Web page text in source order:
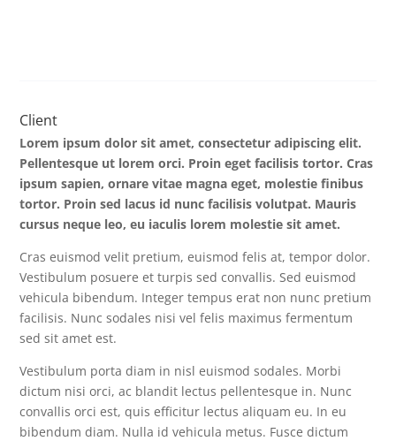
Client
Lorem ipsum dolor sit amet, consectetur adipiscing elit.
Pellentesque ut lorem orci. Proin eget facilisis tortor. Cras
ipsum sapien, ornare vitae magna eget, molestie finibus
tortor. Proin sed lacus id nunc facilisis volutpat. Mauris
cursus neque leo, eu iaculis lorem molestie sit amet.
Cras euismod velit pretium, euismod felis at, tempor dolor.
Vestibulum posuere et turpis sed convallis. Sed euismod
vehicula bibendum. Integer tempus erat non nunc pretium
facilisis. Nunc sodales nisi vel felis maximus fermentum
sed sit amet est.
Vestibulum porta diam in nisl euismod sodales. Morbi
dictum nisi orci, ac blandit lectus pellentesque in. Nunc
convallis orci est, quis efficitur lectus aliquam eu. In eu
bibendum diam. Nulla id vehicula metus. Fusce dictum